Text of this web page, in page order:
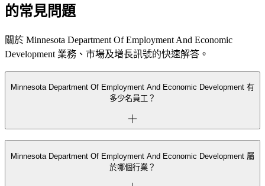
的常見問題
關於 Minnesota Department Of Employment And Economic
Development 業務、市場及增長訊號的快速解答。
Minnesota Department Of Employment And Economic Development 有
多少名員工？
Minnesota Department Of Employment And Economic Development 屬
於哪個行業？